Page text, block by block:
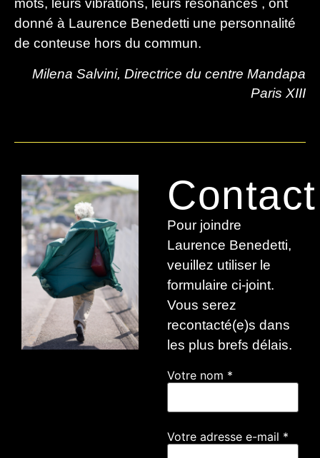
mots, leurs vibrations, leurs résonances , ont
donné à Laurence Benedetti une personnalité
de conteuse hors du commun.
Milena Salvini, Directrice du centre Mandapa
Paris XIII
Contact
Pour joindre
Laurence Benedetti,
veuillez utiliser le
formulaire ci-joint.
Vous serez
recontacté(e)s dans
les plus brefs délais.
Votre nom *
Votre adresse e-mail *